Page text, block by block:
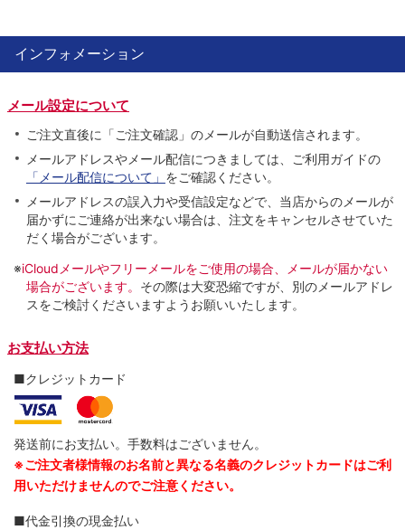
インフォメーション
メール設定について
ご注文直後に「ご注文確認」のメールが自動送信されます。
メールアドレスやメール配信につきましては、ご利用ガイドの
「メール配信について」 をご確認ください。
メールアドレスの誤入力や受信設定などで、当店からのメールが
届かずにご連絡が出来ない場合は、注文をキャンセルさせていた
だく場合がございます。
※iCloudメールやフリーメールをご使用の場合、メールが届かない
場合がございます。 その際は大変恐縮ですが、別のメールアドレ
スをご検討くださいますようお願いいたします。
お支払い方法
■クレジットカード
発送前にお支払い。手数料はございません。
※ご注文者様情報のお名前と異なる名義のクレジットカードはご利
用いただけませんのでご注意ください。
■代金引換の現金払い